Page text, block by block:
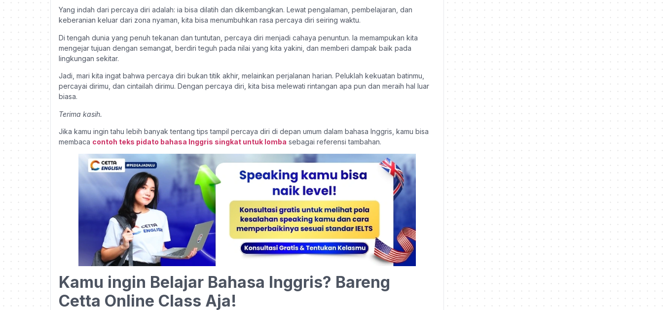
Yang indah dari percaya diri adalah: ia bisa dilatih dan dikembangkan. Lewat pengalaman, pembelajaran, dan
keberanian keluar dari zona nyaman, kita bisa menumbuhkan rasa percaya diri seiring waktu.
Di tengah dunia yang penuh tekanan dan tuntutan, percaya diri menjadi cahaya penuntun. Ia memampukan kita
mengejar tujuan dengan semangat, berdiri teguh pada nilai yang kita yakini, dan memberi dampak baik pada
lingkungan sekitar.
Jadi, mari kita ingat bahwa percaya diri bukan titik akhir, melainkan perjalanan harian. Peluklah kekuatan batinmu,
percayai dirimu, dan cintailah dirimu. Dengan percaya diri, kita bisa melewati rintangan apa pun dan meraih hal luar
biasa.
Terima kasih.
Jika kamu ingin tahu lebih banyak tentang tips tampil percaya diri di depan umum dalam bahasa Inggris, kamu bisa
membaca contoh teks pidato bahasa Inggris singkat untuk lomba sebagai referensi tambahan.
Kamu ingin Belajar Bahasa Inggris? Bareng
Cetta Online Class Aja!